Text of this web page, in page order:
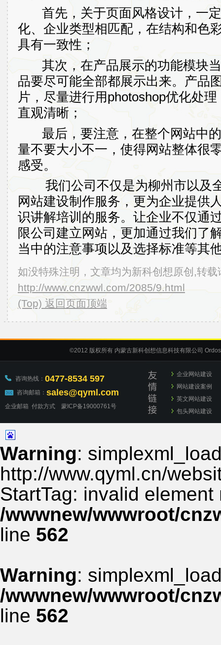
首先，关于页面风格设计，一定
化、企业类型相匹配，在结构和色
具有一致性；
其次，在产品展示的功能模块当
品要尽可能全部都展示出来。产品
片，尽量进行用photoshop优化处理
直观清晰；
最后，要注意，在整个网站中的
量不要大小不一，使得网站整体很
感受。
我们公司不仅是为柳州市以及
网站建设制作服务，更为企业提供
识讲解培训的服务。让企业不仅通
限公司建立网站，更加通过我们了
当中的注意事项以及选择标准等其
如没特殊注明，文章均为新科创想原创,转载
http://www.cnzwwl.com/2085/9.html
(Top) 返回页面顶端
©2012 版权所有 内蒙古新科创想信息科技有限公司
咨询热线： 0477-8534 597
咨询邮箱： sales@qyml.com
企业邮箱 付款方式 蒙ICP备19000761号
企业网站建设
网站建设案例
英文网站建设
包头网站建设
Warning:
http://www.qyml.cn/
StartTag: invalid element
/wwwnew/wwwroot/
line 562
Warning:
/wwwnew/wwwroot/
line 562